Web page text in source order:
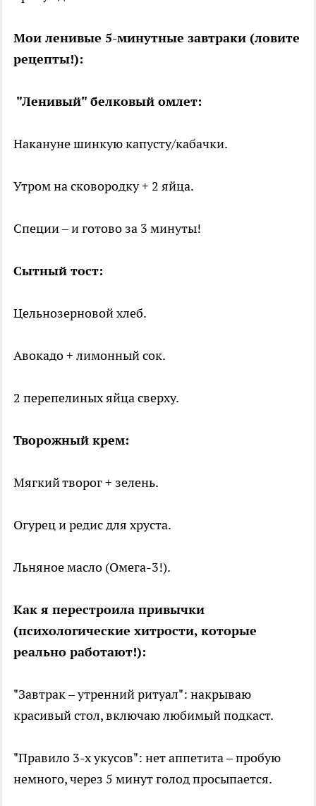
Мои ленивые 5-минутные завтраки (ловите
рецепты!):
"Ленивый" белковый омлет:
Накануне шинкую капусту/кабачки.
Утром на сковородку + 2 яйца.
Специи – и готово за 3 минуты!
Сытный тост:
Цельнозерновой хлеб.
Авокадо + лимонный сок.
2 перепелиных яйца сверху.
Творожный крем:
Мягкий творог + зелень.
Огурец и редис для хруста.
Льняное масло (Омега-3!).
Как я перестроила привычки
(психологические хитрости, которые
реально работают!):
"Завтрак – утренний ритуал": накрываю
красивый стол, включаю любимый подкаст.
"Правило 3-х укусов": нет аппетита – пробую
немного, через 5 минут голод просыпается.